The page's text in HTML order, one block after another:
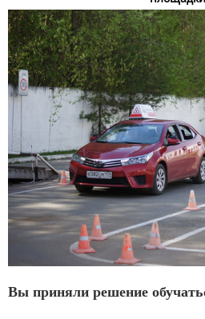
Вы приняли решение